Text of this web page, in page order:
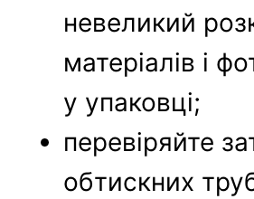
невеликий
матеріалів і
у упаковці;
перевіряйте
обтискних